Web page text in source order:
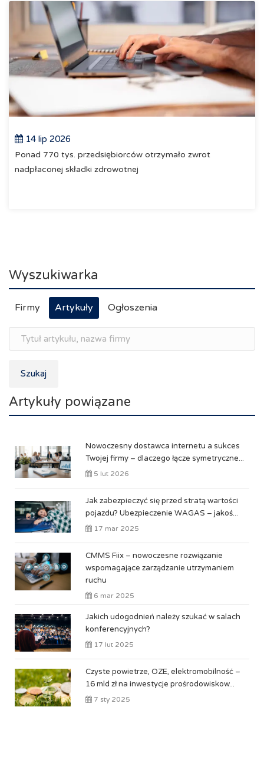
14 lip 2026
Ponad 770 tys. przedsiębiorców otrzymało zwrot
nadpłaconej składki zdrowotnej
Wyszukiwarka
Firmy Artykuły Ogłoszenia
Szukaj
Artykuły powiązane
Nowoczesny dostawca internetu a sukces
Twojej firmy – dlaczego łącze symetryczne...
5 lut 2026
Jak zabezpieczyć się przed stratą wartości
pojazdu? Ubezpieczenie WAGAS – jakoś...
17 mar 2025
CMMS Fiix – nowoczesne rozwiązanie
wspomagające zarządzanie utrzymaniem
ruchu
6 mar 2025
Jakich udogodnień należy szukać w salach
konferencyjnych?
17 lut 2025
Czyste powietrze, OZE, elektromobilność –
16 mld zł na inwestycje prośrodowiskow...
7 sty 2025